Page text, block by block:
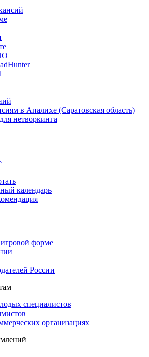
в Апалихе (Саратовская область)
нетворкинга
календарь
форме
России
специалистов
организациях